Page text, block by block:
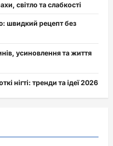
світло та слабкості
швидкий рецепт без
усиновлення та життя
нігті: тренди та ідеї 2026